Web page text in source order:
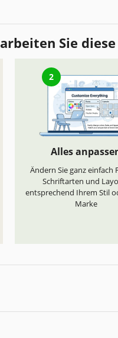
Sie
2
Alles
Ändern Sie ganz einfach
Schriftarten und
entsprechend Ihrem Stil
Marke